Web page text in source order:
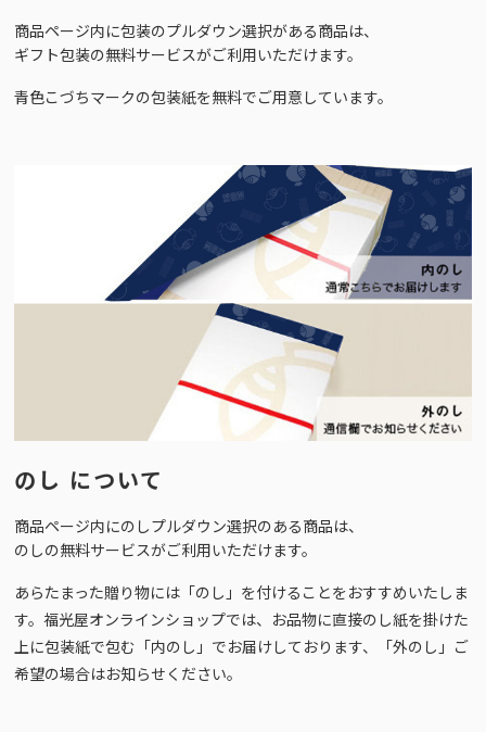
商品ページ内に包装のプルダウン選択がある商品は、
ギフト包装の無料サービスがご利用いただけます。
青色こづちマークの包装紙を無料でご用意しています。
のし について
商品ページ内にのしプルダウン選択のある商品は、
のしの無料サービスがご利用いただけます。
あらたまった贈り物には「のし」を付けることをおすすめいたしま
す。福光屋オンラインショップでは、お品物に直接のし紙を掛けた
上に包装紙で包む「内のし」でお届けしております、「外のし」ご
希望の場合はお知らせください。